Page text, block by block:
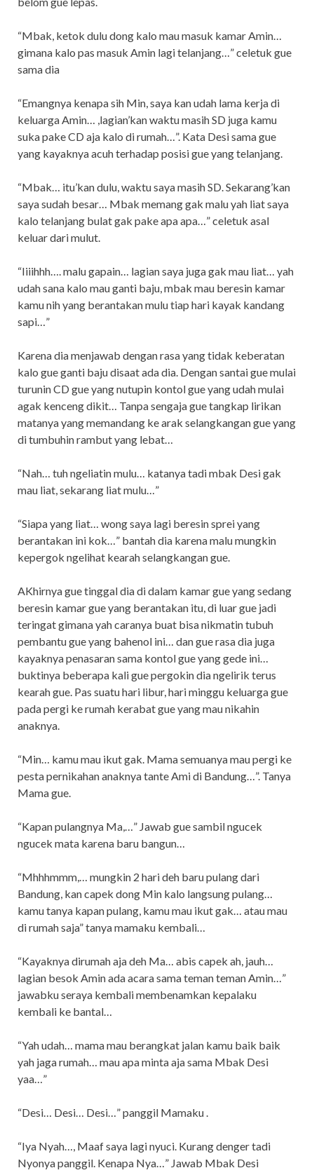
“Mbak, ketok dulu dong kalo mau masuk kamar Amin…
gimana kalo pas masuk Amin lagi telanjang…” celetuk gue
sama dia
“Emangnya kenapa sih Min, saya kan udah lama kerja di
keluarga Amin… ,lagian’kan waktu masih SD juga kamu
suka pake CD aja kalo di rumah…”. Kata Desi sama gue
yang kayaknya acuh terhadap posisi gue yang telanjang.
“Mbak… itu’kan dulu, waktu saya masih SD. Sekarang’kan
saya sudah besar… Mbak memang gak malu yah liat saya
kalo telanjang bulat gak pake apa apa…” celetuk asal
keluar dari mulut.
“Iiiihhh…. malu gapain… lagian saya juga gak mau liat… yah
udah sana kalo mau ganti baju, mbak mau beresin kamar
kamu nih yang berantakan mulu tiap hari kayak kandang
sapi…”
Karena dia menjawab dengan rasa yang tidak keberatan
kalo gue ganti baju disaat ada dia. Dengan santai gue mulai
turunin CD gue yang nutupin kontol gue yang udah mulai
agak kenceng dikit… Tanpa sengaja gue tangkap lirikan
matanya yang memandang ke arak selangkangan gue yang
di tumbuhin rambut yang lebat…
“Nah… tuh ngeliatin mulu… katanya tadi mbak Desi gak
mau liat, sekarang liat mulu…”
“Siapa yang liat… wong saya lagi beresin sprei yang
berantakan ini kok…” bantah dia karena malu mungkin
kepergok ngelihat kearah selangkangan gue.
AKhirnya gue tinggal dia di dalam kamar gue yang sedang
beresin kamar gue yang berantakan itu, di luar gue jadi
teringat gimana yah caranya buat bisa nikmatin tubuh
pembantu gue yang bahenol ini… dan gue rasa dia juga
kayaknya penasaran sama kontol gue yang gede ini…
buktinya beberapa kali gue pergokin dia ngelirik terus
kearah gue. Pas suatu hari libur, hari minggu keluarga gue
pada pergi ke rumah kerabat gue yang mau nikahin
anaknya.
“Min… kamu mau ikut gak. Mama semuanya mau pergi ke
pesta pernikahan anaknya tante Ami di Bandung…”. Tanya
Mama gue.
“Kapan pulangnya Ma,…” Jawab gue sambil ngucek
ngucek mata karena baru bangun…
“Mhhhmmm,… mungkin 2 hari deh baru pulang dari
Bandung, kan capek dong Min kalo langsung pulang…
kamu tanya kapan pulang, kamu mau ikut gak… atau mau
di rumah saja” tanya mamaku kembali…
“Kayaknya dirumah aja deh Ma… abis capek ah, jauh…
lagian besok Amin ada acara sama teman teman Amin…”
jawabku seraya kembali membenamkan kepalaku
kembali ke bantal…
“Yah udah… mama mau berangkat jalan kamu baik baik
yah jaga rumah… mau apa minta aja sama Mbak Desi
yaa…”
“Desi… Desi… Desi…” panggil Mamaku .
“Iya Nyah…, Maaf saya lagi nyuci. Kurang denger tadi
Nyonya panggil. Kenapa Nya…” Jawab Mbak Desi